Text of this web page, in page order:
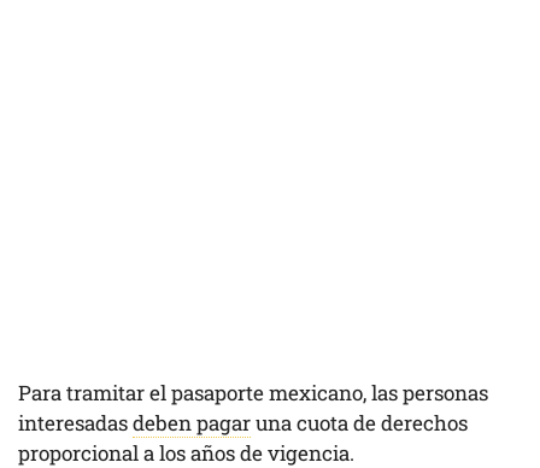
Para tramitar el pasaporte mexicano, las personas
interesadasdeben pagaruna cuota de derechos
proporcional a los años de vigencia.